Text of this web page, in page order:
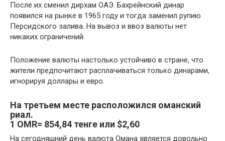
После их сменил дирхам ОАЭ. Бахрейнский динар
появился на рынке в 1965 году и тогда заменил рупию
Персидского залива. На вывоз и ввоз валюты нет
никаких ограничений.
Положение валюты настолько устойчиво в стране, что
жители предпочитают расплачиваться только динарами,
игнорируя доллары и евро.
На третьем месте расположился оманский
риал.
1 ОМR= 854,84 тенге или $2,60
На сегодняшний день валюта Омана является довольно